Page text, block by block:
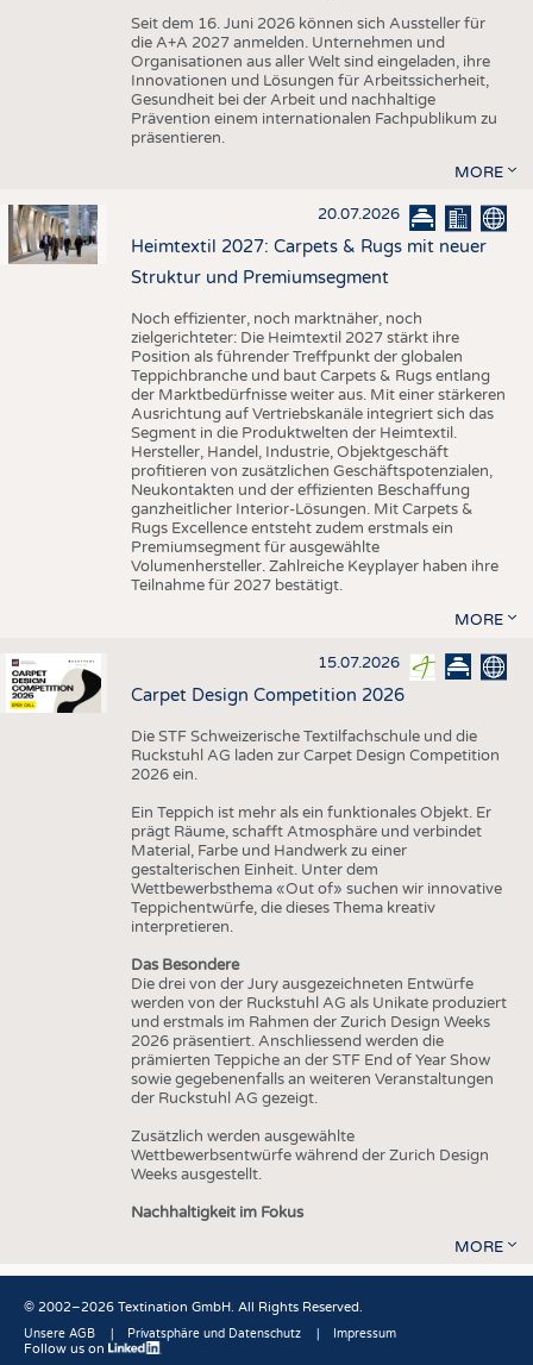
Seit dem 16. Juni 2026 können sich Aussteller für
die A+A 2027 anmelden. Unternehmen und
Organisationen aus aller Welt sind eingeladen, ihre
Innovationen und Lösungen für Arbeitssicherheit,
Gesundheit bei der Arbeit und nachhaltige
Prävention einem internationalen Fachpublikum zu
präsentieren.
MORE
20.07.2026
Heimtextil 2027: Carpets & Rugs mit neuer
Struktur und Premiumsegment
Noch effizienter, noch marktnäher, noch
zielgerichteter: Die Heimtextil 2027 stärkt ihre
Position als führender Treffpunkt der globalen
Teppichbranche und baut Carpets & Rugs entlang
der Marktbedürfnisse weiter aus. Mit einer stärkeren
Ausrichtung auf Vertriebskanäle integriert sich das
Segment in die Produktwelten der Heimtextil.
Hersteller, Handel, Industrie, Objektgeschäft
profitieren von zusätzlichen Geschäftspotenzialen,
Neukontakten und der effizienten Beschaffung
ganzheitlicher Interior-Lösungen. Mit Carpets &
Rugs Excellence entsteht zudem erstmals ein
Premiumsegment für ausgewählte
Volumenhersteller. Zahlreiche Keyplayer haben ihre
Teilnahme für 2027 bestätigt.
MORE
15.07.2026
Carpet Design Competition 2026
Die STF Schweizerische Textilfachschule und die
Ruckstuhl AG laden zur Carpet Design Competition
2026 ein.
Ein Teppich ist mehr als ein funktionales Objekt. Er
prägt Räume, schafft Atmosphäre und verbindet
Material, Farbe und Handwerk zu einer
gestalterischen Einheit. Unter dem
Wettbewerbsthema «Out of» suchen wir innovative
Teppichentwürfe, die dieses Thema kreativ
interpretieren.
Das Besondere
Die drei von der Jury ausgezeichneten Entwürfe
werden von der Ruckstuhl AG als Unikate produziert
und erstmals im Rahmen der Zurich Design Weeks
2026 präsentiert. Anschliessend werden die
prämierten Teppiche an der STF End of Year Show
sowie gegebenenfalls an weiteren Veranstaltungen
der Ruckstuhl AG gezeigt.
Zusätzlich werden ausgewählte
Wettbewerbsentwürfe während der Zurich Design
Weeks ausgestellt.
Nachhaltigkeit im Fokus
MORE
© 2002–2026 Textination GmbH. All Rights Reserved.
Fußbereich
Unsere AGB Privatsphäre und Datenschutz Impressum
Follow us on